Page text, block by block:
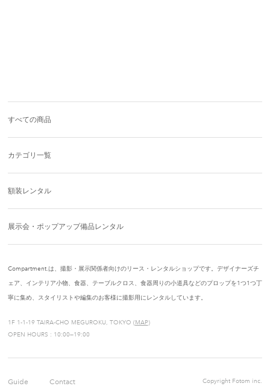
すべての商品
カテゴリ一覧
額装レンタル
展示会・ポップアップ備品レンタル
Compartment.は、撮影・展示関係者向けのリース・レンタルショップです。デザイナーズチ
ェア、インテリア小物、食器、テーブルクロス、食器周りの小道具などのプロップを1つ1つ丁
寧に集め、スタイリストや編集のお客様に撮影用にレンタルしています。
1F 1-1-19 TAIRA-CHO MEGUROKU, TOKYO (MAP)
OPEN HOURS : 10:00—19:00
Guide Contact Copyright Fotom inc.